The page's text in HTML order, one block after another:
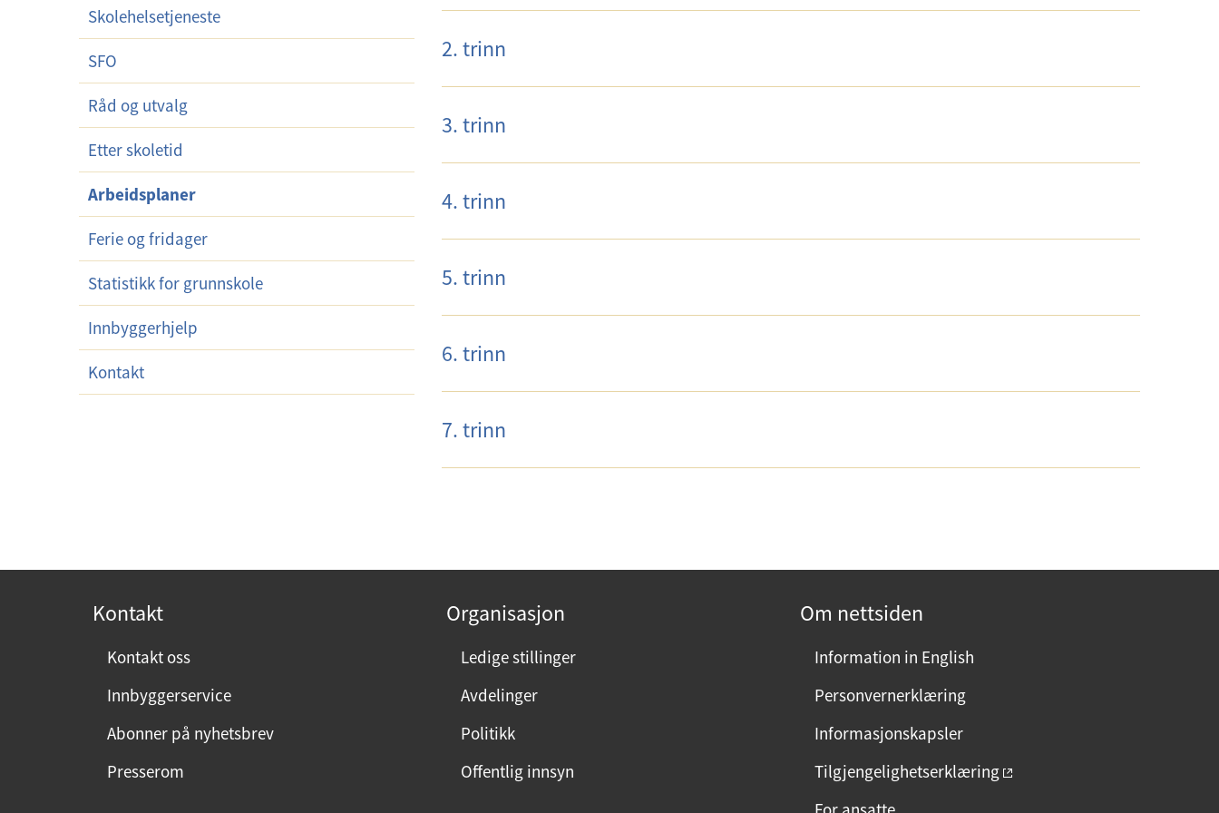
m
y
Skolehelsetjeneste
SFO
Råd og utvalg
Etter skoletid
Arbeidsplaner
Ferie og fridager
Statistikk for grunnskole
Innbyggerhjelp
Kontakt
2. trinn
3. trinn
4. trinn
5. trinn
6. trinn
7. trinn
Kontakt
Kontakt oss
Innbyggerservice
Abonner på nyhetsbrev
Presserom
Organisasjon
Ledige stillinger
Avdelinger
Politikk
Offentlig innsyn
Om nettsiden
Information in English
Personvernerklæring
Informasjonskapsler
Tilgjengelighetserklæring